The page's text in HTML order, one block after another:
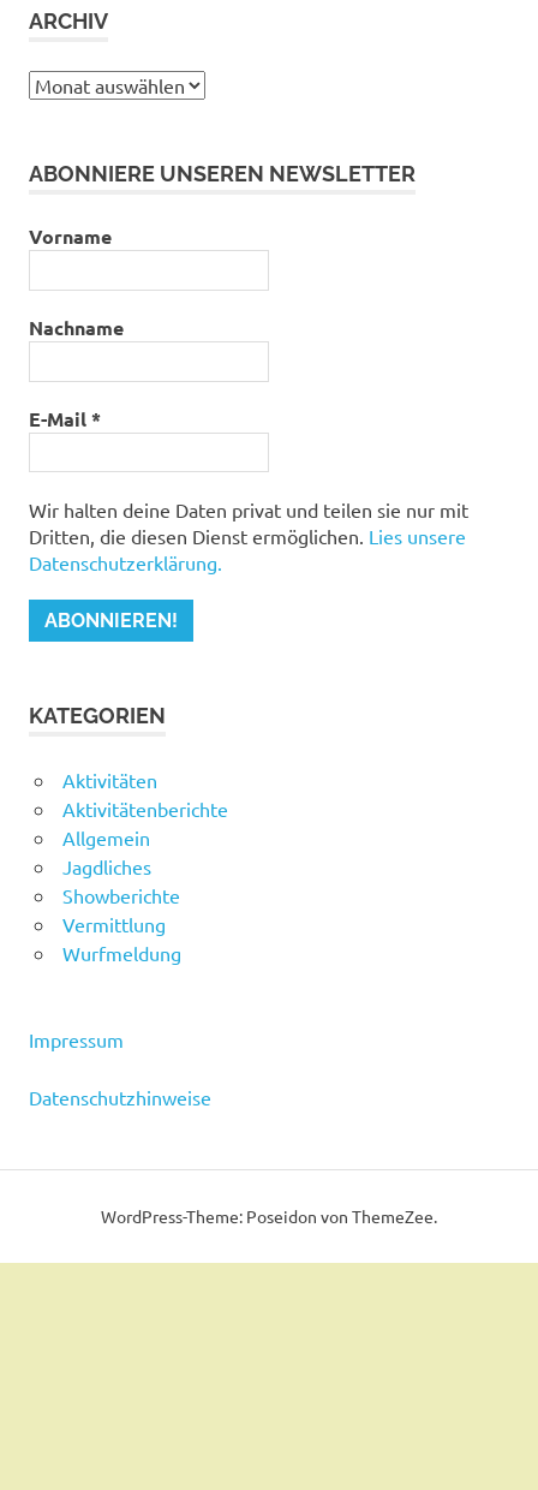
ARCHIV
Archiv
ABONNIERE UNSEREN NEWSLETTER
Vorname
Nachname
E-Mail*
Wir halten deine Daten privat und teilen sie nur mit
Dritten, die diesen Dienst ermöglichen. Lies unsere
Datenschutzerklärung.
KATEGORIEN
Aktivitäten
Aktivitätenberichte
Allgemein
Jagdliches
Showberichte
Vermittlung
Wurfmeldung
Impressum
Datenschutzhinweise
WordPress-Theme: Poseidon von ThemeZee.